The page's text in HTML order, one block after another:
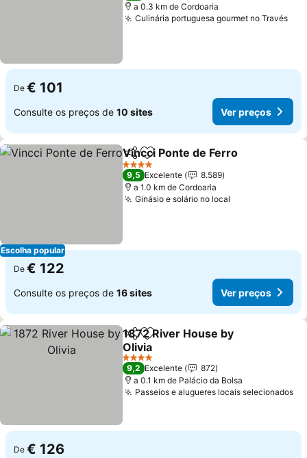
a 0.3 km de Cordoaria
Culinária portuguesa gourmet no Través
De € 101
Consulte os preços de 10 sites Ver preços
Escolha popular
PartilharAdicionar aos favoritos
Vincci Ponte de Ferro
4 Estrelas
9,5 Excelente
8.589
a 1.0 km de Cordoaria
Ginásio e solário no local
De € 122
Consulte os preços de 16 sites Ver preços
PartilharAdicionar aos favoritos
1872 River House by
Olivia
4 Estrelas
9,2 Excelente
872
a 0.1 km de Palácio da Bolsa
Passeios e alugueres locais selecionados
De € 126